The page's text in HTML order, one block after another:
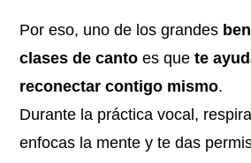
Por eso, uno de los grandes
clases de canto es quete
reconectar contigo mismo.
Durante la práctica vocal,
enfocas la mente y te das